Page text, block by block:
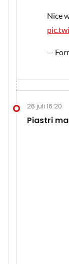
Nice
—
26 juli 16:20
Piastri